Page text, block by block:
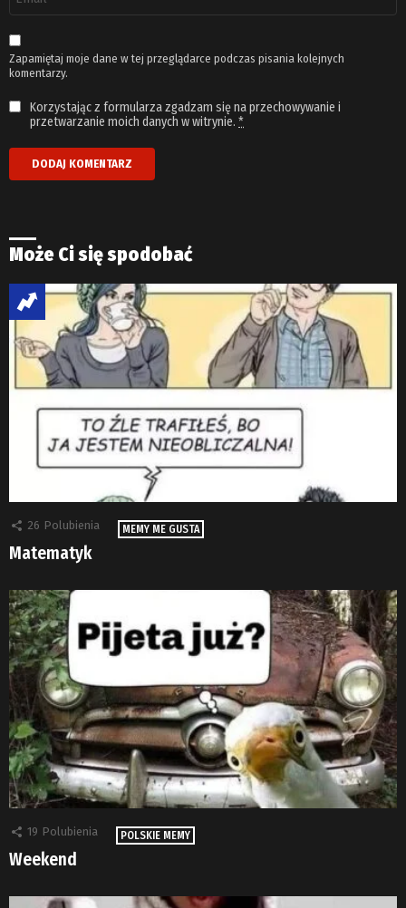
email
*
Zapamiętaj moje dane w tej przeglądarce podczas pisania kolejnych
komentarzy.
Korzystając z formularza zgadzam się na przechowywanie i
przetwarzanie moich danych w witrynie. *
Może Ci się spodobać
26 Polubienia MEMY ME GUSTA
Matematyk
19 Polubienia POLSKIE MEMY
Weekend